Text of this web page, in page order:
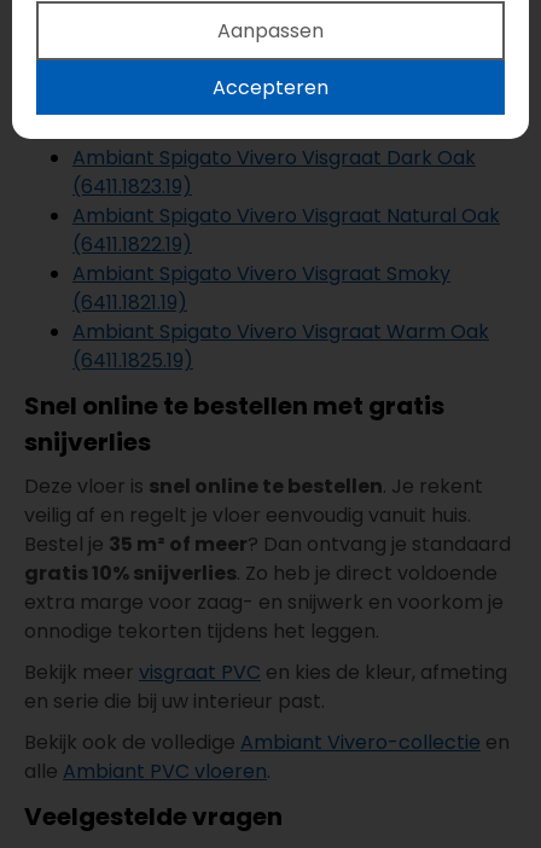
Liever dezelfde uitstraling, maar een andere kleur?
Bekijk dan ook deze uitvoeringen binnen de serie:
Ambiant Spigato Vivero Visgraat Beige
Ambiant Spigato Vivero Visgraat Dark Oak
(6411.1823.19)
Ambiant Spigato Vivero Visgraat Natural Oak
(6411.1822.19)
Ambiant Spigato Vivero Visgraat Smoky
(6411.1821.19)
Ambiant Spigato Vivero Visgraat Warm Oak
(6411.1825.19)
Snel online te bestellen met gratis
snijverlies
Deze vloer is snel online te bestellen. Je rekent
veilig af en regelt je vloer eenvoudig vanuit huis.
Bestel je 35 m² of meer? Dan ontvang je standaard
gratis 10% snijverlies. Zo heb je direct voldoende
extra marge voor zaag- en snijwerk en voorkom je
onnodige tekorten tijdens het leggen.
Bekijk meer visgraat PVC en kies de kleur, afmeting
en serie die bij uw interieur past.
Bekijk ook de volledige Ambiant Vivero-collectie en
alle Ambiant PVC vloeren.
Veelgestelde vragen
Aanpassen
Accepteren